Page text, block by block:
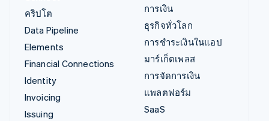
คริปโต
Data Pipeline
Elements
Financial Connections
Identity
Invoicing
Issuing
การเงิน
ธุรกิจทั่วโลก
การชำระเงินในแอป
มาร์เก็ตเพลส
การจัดการเงิน
แพลตฟอร์ม
SaaS